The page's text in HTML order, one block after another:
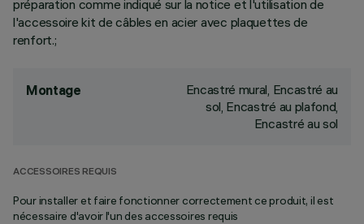
préparation comme indiqué sur la notice et l'utilisation de
l'accessoire kit de câbles en acier avec plaquettes de
renfort.;
Montage
Encastré mural, Encastré au
sol, Encastré au plafond,
Encastré au sol
ACCESSOIRES REQUIS
Pour installer et faire fonctionner correctement ce produit, il est
nécessaire d'avoir l'un des accessoires requis